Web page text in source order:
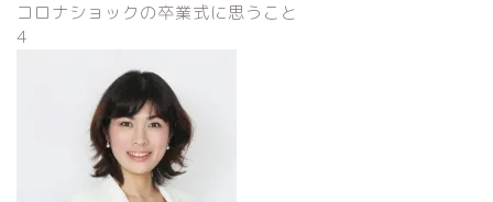
コロナショックの卒業式に思うこと
4